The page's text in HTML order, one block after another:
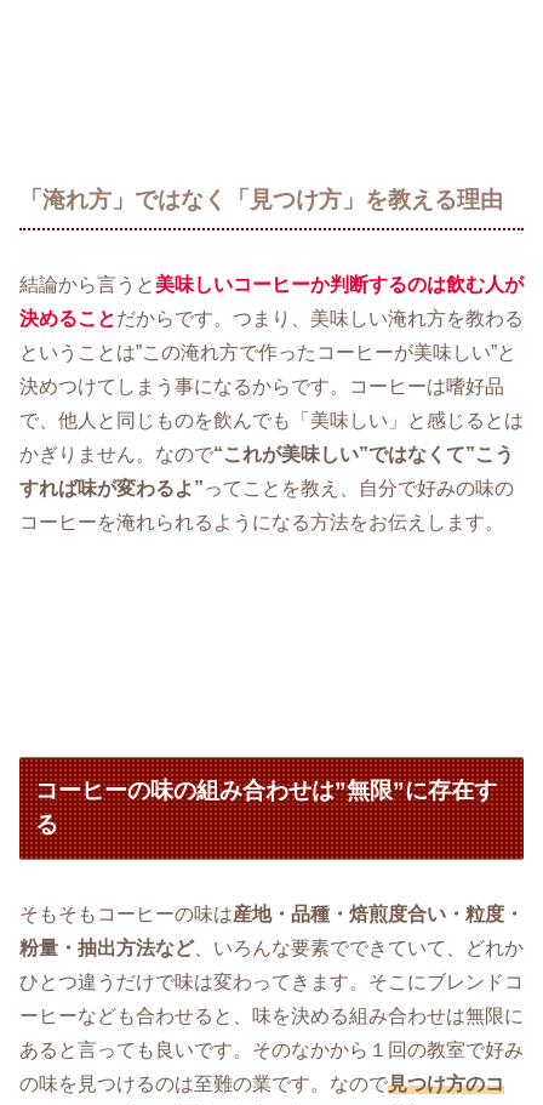
「淹れ方」ではなく「見つけ方」を教える理由
結論から言うと 美味しいコーヒーか判断するのは飲む人が
決めることだからです。つまり、美味しい淹れ方を教わる
ということは”この淹れ方で作ったコーヒーが美味しい”と
決めつけてしまう事になるからです。コーヒーは嗜好品
で、他人と同じものを飲んでも「美味しい」と感じるとは
かぎりません。なので“これが美味しい”ではなくて”こう
すれば味が変わるよ”ってことを教え、自分で好みの味の
コーヒーを淹れられるようになる方法をお伝えします。
コーヒーの味の組み合わせは”無限”に存在す
る
そもそもコーヒーの味は産地・品種・焙煎度合い・粒度・
粉量・抽出方法など、いろんな要素でできていて、どれか
ひとつ違うだけで味は変わってきます。そこにブレンドコ
ーヒーなども合わせると、味を決める組み合わせは無限に
あると言っても良いです。そのなかから１回の教室で好み
の味を見つけるのは至難の業です。なので見つけ方のコ